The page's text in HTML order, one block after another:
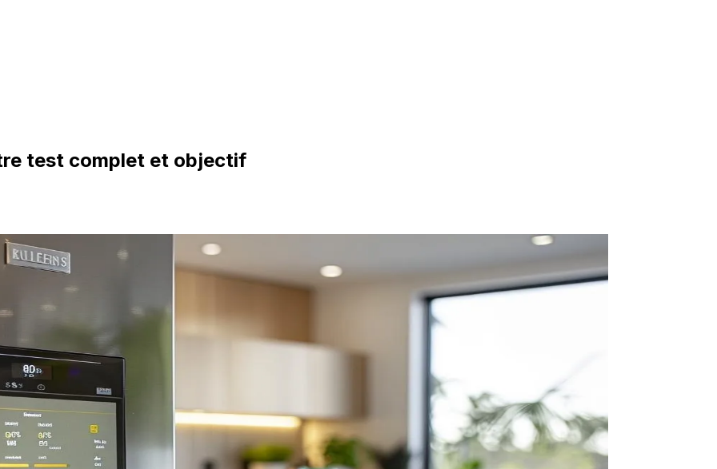
test complet et objectif